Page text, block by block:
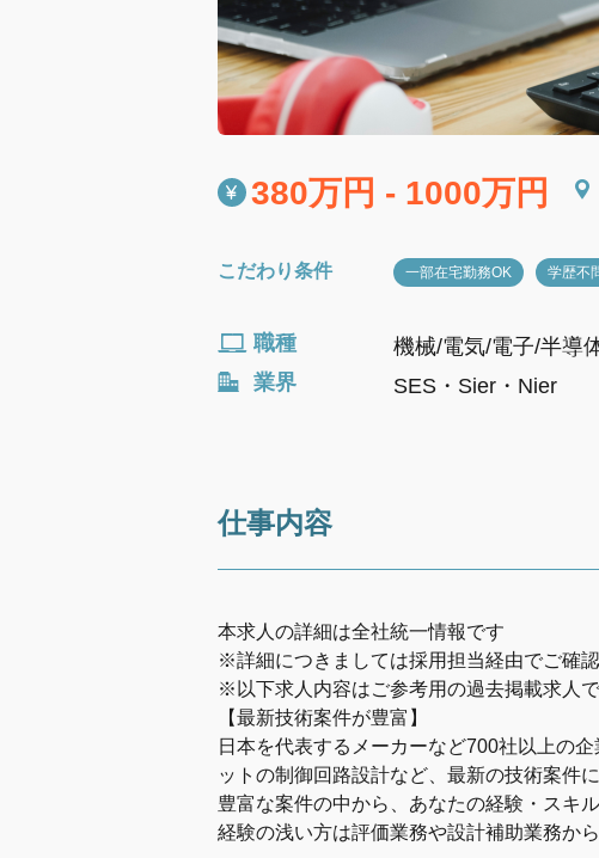
380万円 - 1000万円
こだわり条件 一部在宅勤務OK 学歴不
職種
機械/電気/電子/半導
業界
SES・Sier・Nier
仕事内容
本求人の詳細は全社統一情報です
※詳細につきましては採用担当経由でご確
※以下求人内容はご参考用の過去掲載求人
【最新技術案件が豊富】
日本を代表するメーカーなど700社以上の
ットの制御回路設計など、最新の技術案件に
豊富な案件の中から、あなたの経験・スキ
経験の浅い方は評価業務や設計補助業務か